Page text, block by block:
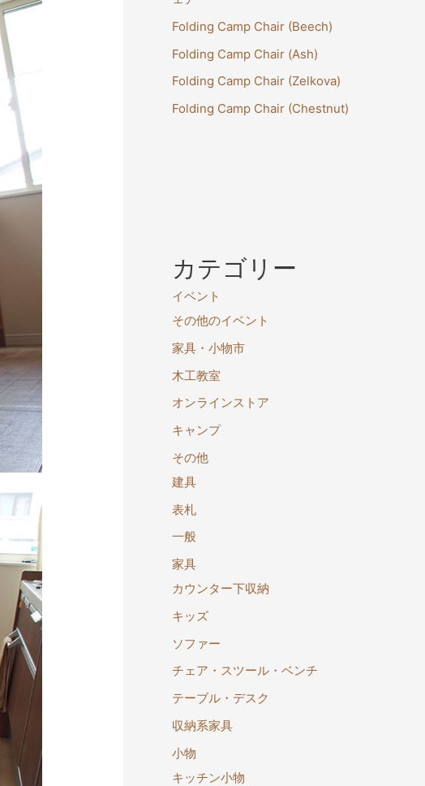
Folding Camp Chair (Beech)
Folding Camp Chair (Ash)
Folding Camp Chair (Zelkova)
Folding Camp Chair (Chestnut)
カテゴリー
イベント
その他のイベント
家具・小物市
木工教室
オンラインストア
キャンプ
その他
建具
表札
一般
家具
カウンター下収納
キッズ
ソファー
チェア・スツール・ベンチ
テーブル・デスク
収納系家具
小物
キッチン小物